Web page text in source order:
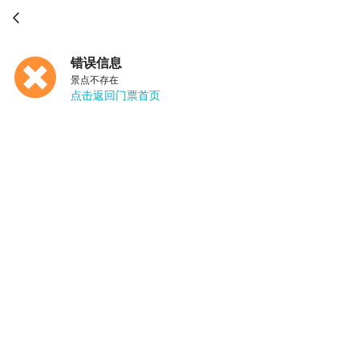

错误信息
景点不存在
点击返回门票首页